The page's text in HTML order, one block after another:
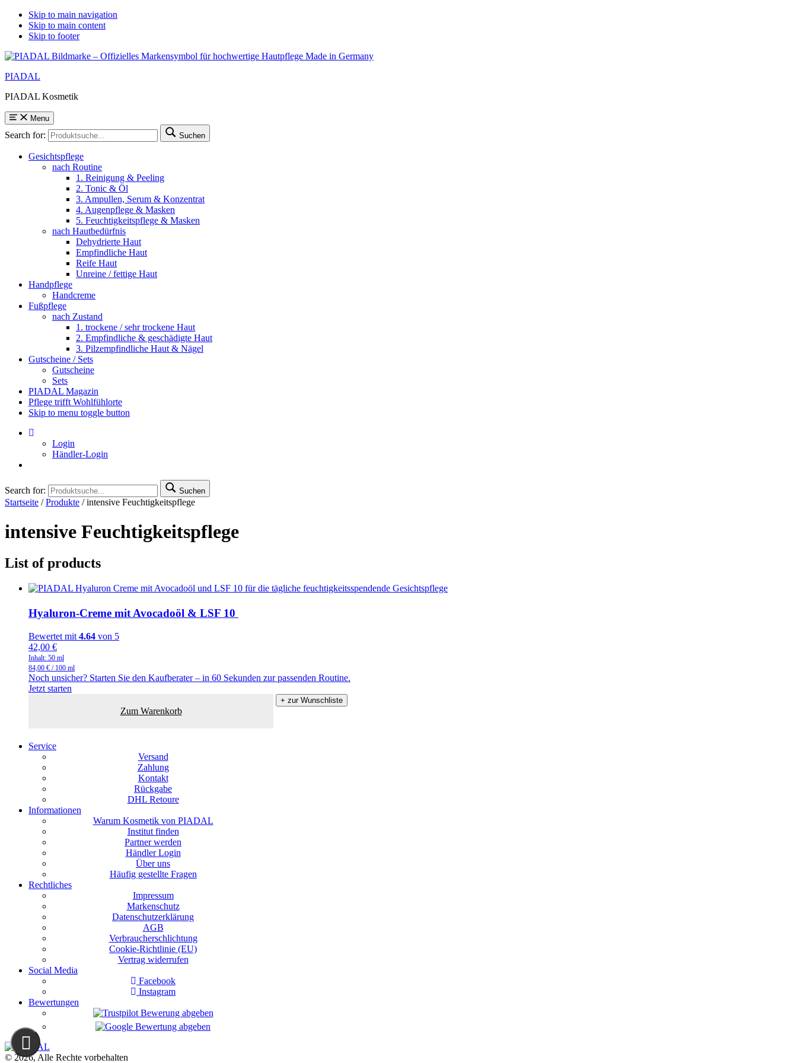
Skip to main navigation
Skip to main content
Skip to footer
PIADAL
PIADAL Kosmetik
Menu
Search for: Suchen
Gesichtspflege
nach Routine
1. Reinigung & Peeling
2. Tonic & Öl
3. Ampullen, Serum & Konzentrat
4. Augenpflege & Masken
5. Feuchtigkeitspflege & Masken
nach Hautbedürfnis
Dehydrierte Haut
Empfindliche Haut
Reife Haut
Unreine / fettige Haut
Handpflege
Handcreme
Fußpflege
nach Zustand
1. trockene / sehr trockene Haut
2. Empfindliche & geschädigte Haut
3. Pilzempfindliche Haut & Nägel
Gutscheine / Sets
Gutscheine
Sets
PIADAL Magazin
Pflege trifft Wohlfühlorte
Skip to menu toggle button
Login
Händler-Login
Search for: Suchen
Startseite /Produkte /intensive Feuchtigkeitspflege
intensive Feuchtigkeitspflege
List of products
Hyaluron-Creme mit Avocadoöl & LSF 10
Bewertet mit 4.64 von 5
42,00 €
Inhalt: 50 ml
84,00 € / 100 ml
Noch unsicher? Starten Sie den Kaufberater – in 60 Sekunden zur passenden Routine.
Jetzt starten
Zum Warenkorb
+ zur Wunschliste
Service
Versand
Zahlung
Kontakt
Rückgabe
DHL Retoure
Informationen
Warum Kosmetik von PIADAL
Institut finden
Partner werden
Händler Login
Über uns
Häufig gestellte Fragen
Rechtliches
Impressum
Markenschutz
Datenschutzerklärung
AGB
Verbraucherschlichtung
Cookie-Richtlinie (EU)
Vertrag widerrufen
Social Media
Facebook
Instagram
Bewertungen
© 2026, Alle Rechte vorbehalten